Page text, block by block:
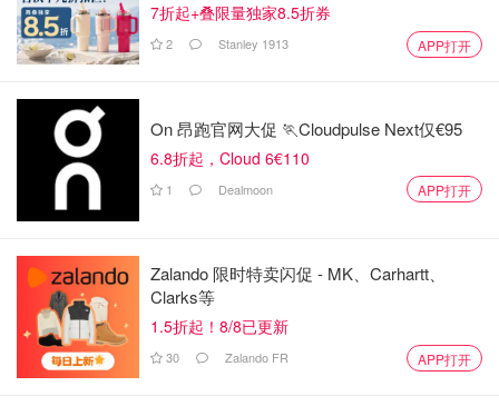
7折起+叠限量独家8.5折券
2 Stanley 1913 APP打开
On 昂跑官网大促 🏃Cloudpulse Next仅€95
6.8折起，Cloud 6€110
1 Dealmoon APP打开
Zalando 限时特卖闪促 - MK、Carhartt、
Clarks等
1.5折起！8/8已更新
30 Zalando FR APP打开